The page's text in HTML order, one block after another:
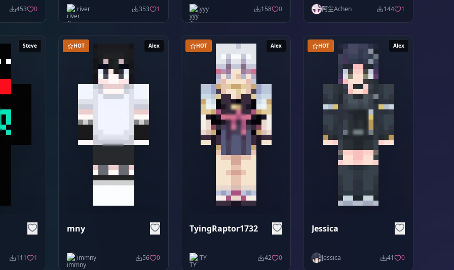
453 0 river 353 1 yyy 158 0 阿尘Achen 144 1
Steve
111 1
Alex
HOT
mny
immny 56 0
Alex
HOT
TyingRaptor1732
TY 42 0
Alex
HOT
Jessica
Jessica 41 0